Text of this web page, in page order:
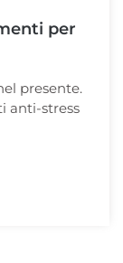
per
presente.
anti-stress